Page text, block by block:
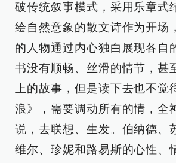
破传统叙事模式，采用乐章式
绘自然意象的散文诗作为开场
的人物通过内心独白展现各自
书没有顺畅、丝滑的情节，甚
上的故事，但是读下去也不觉
浪》，需要调动所有的情，全
说，去联想、生发。伯纳德、
维尔、珍妮和路易斯的心性、